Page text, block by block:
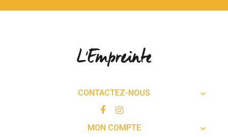
CONTACTEZ-NOUS 
MON COMPTE 